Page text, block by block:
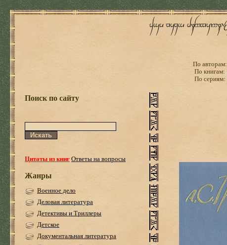
По авторам:
По книгам:
По сериям:
Поиск по сайту
Цитаты из книгОтветы на вопросы
Жанры
Военное дело
Деловая литература
Детективы и Триллеры
Детское
Документальная литература